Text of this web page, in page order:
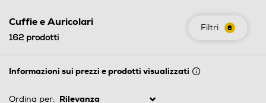
Filtri 6
Cuffie e Auricolari
162prodotti
Informazioni sui prezzi e prodotti visualizzati
Ordina per: